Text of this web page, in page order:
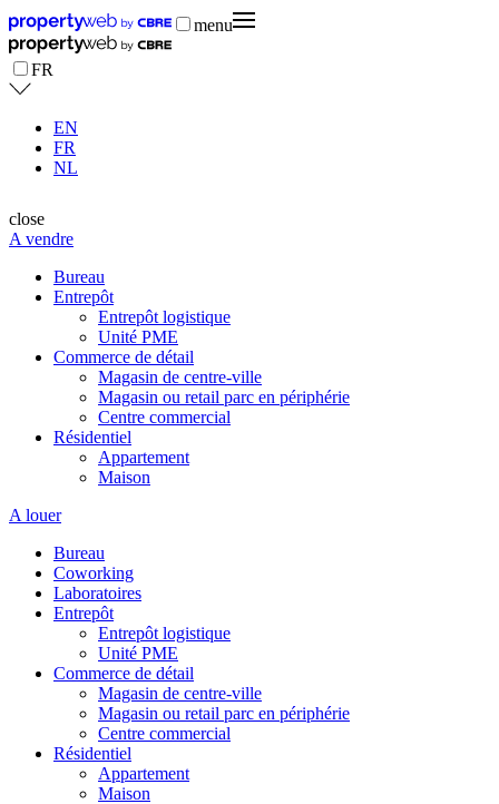
menu
FR
EN
FR
NL
close
A vendre
Bureau
Entrepôt
Entrepôt logistique
Unité PME
Commerce de détail
Magasin de centre-ville
Magasin ou retail parc en périphérie
Centre commercial
Résidentiel
Appartement
Maison
A louer
Bureau
Coworking
Laboratoires
Entrepôt
Entrepôt logistique
Unité PME
Commerce de détail
Magasin de centre-ville
Magasin ou retail parc en périphérie
Centre commercial
Résidentiel
Appartement
Maison